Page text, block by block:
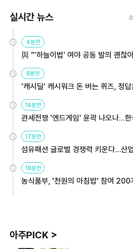
실시간 뉴스
4분전
與 "'하늘이법' 여야 공동 발의 괜찮
9분전
'캐시딜' 캐시워크 돈 버는 퀴즈, 정
14분전
관세전쟁 '엔드게임' 윤곽 나오나…
용해야
17분전
섬유패션 글로벌 경쟁력 키운다…산
원
18분전
농식품부, '천원의 아침밥' 참여 200
아주PICK >